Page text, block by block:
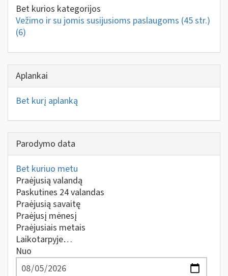
Bet kurios kategorijos
Vežimo ir su jomis susijusioms paslaugoms (45 str.)
(6)
Aplankai
Bet kurį aplanką
Parodymo data
Bet kuriuo metu
Praėjusią valandą
Paskutines 24 valandas
Praėjusią savaitę
Praėjusį mėnesį
Praėjusiais metais
Laikotarpyje…
Nuo